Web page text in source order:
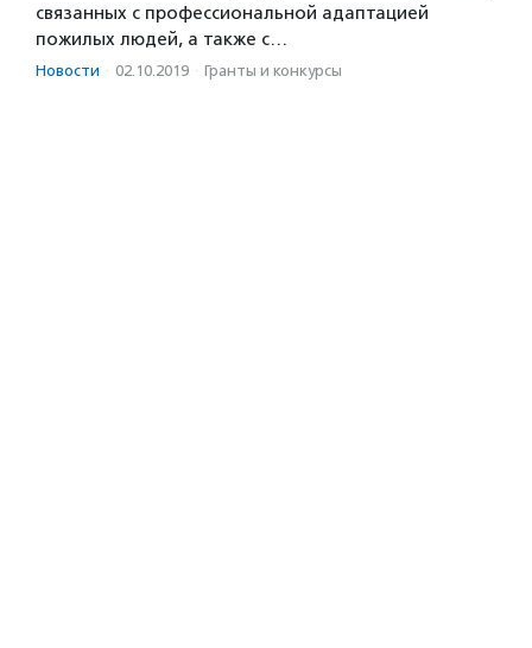
связанных с профессиональной адаптацией
пожилых людей, а также с…
Новости · 02.10.2019 · Гранты и конкурсы